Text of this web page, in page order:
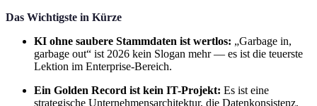
Das Wichtigste in Kürze
KI ohne saubere Stammdaten ist wertlos: „Garbage in,
garbage out“ ist 2026 kein Slogan mehr — es ist die teuerste
Lektion im Enterprise-Bereich.
Ein Golden Record ist kein IT-Projekt: Es ist eine
strategische Unternehmensarchitektur, die Datenkonsistenz,